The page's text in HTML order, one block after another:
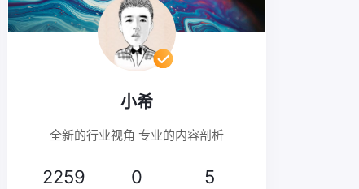
小希
全新的行业视角 专业的内容剖析
2259 0 5